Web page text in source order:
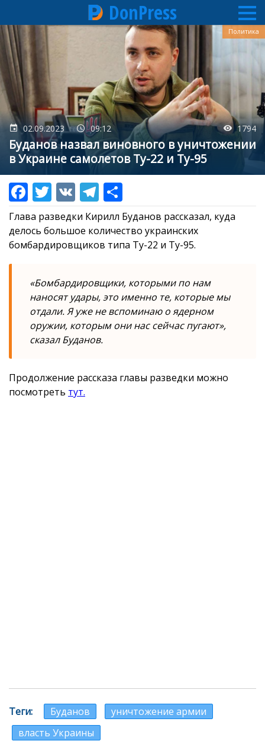
Перейти
основному
содержанию
DonPress
02.09.2023 09:12 1794
Буданов назвал виновного в уничтожении
в Украине самолетов Ту-22 и Ту-95
Политика
Глава разведки Кирилл Буданов рассказал, куда
делось большое количество украинских
бомбардировщиков типа Ту-22 и Ту-95.
«Бомбардировщики, которыми по нам
наносят удары, это именно те, которые мы
отдали. Я уже не вспоминаю о ядерном
оружии, которым они нас сейчас пугают»,
сказал Буданов.
Продолжение рассказа главы разведки можно
посмотреть тут.
Теги Буданов
уничтожение армии
власть Украины